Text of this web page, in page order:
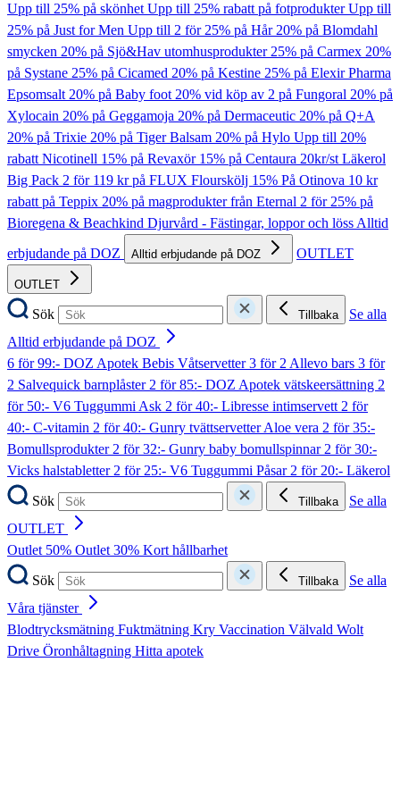
Upp till 25% på skönhetUpp till 25% rabatt på fotprodukterUpp till
25% på Just for Men Upp till 2 för 25% på Hår20% på Blomdahl
smycken 20% på Sjö&Hav utomhusprodukter25% på Carmex 20%
på Systane 25% på Cicamed 20% på Kestine 25% på Elexir Pharma
Epsomsalt20% på Baby foot20% vid köp av 2 på Fungoral 20% på
Xylocain 20% på Geggamoja 20% på Dermaceutic 20% på Q+A
20% på Trixie 20% på Tiger Balsam 20% på Hylo Upp till 20%
rabatt Nicotinell 15% på Revaxör 15% på Centaura 20kr/st Läkerol
Big Pack 2 för 119 kr på FLUX Flourskölj 15% På Otinova 10 kr
rabatt på Teppix 20% på magprodukter från Eternal 2 för 25% på
Bioregena & Beachkind Djurvård - Fästingar, loppor och lössAlltid
erbjudande på DOZ
Alltid erbjudande på DOZ OUTLET
OUTLET
Sök Tillbaka
Se alla
Alltid erbjudande på DOZ
6 för 99:- DOZ Apotek Bebis Våtservetter3 för 2 Allevo bars 3 för
2 Salvequick barnplåster2 för 85:- DOZ Apotek vätskeersättning 2
för 50:- V6 Tuggummi Ask 2 för 40:- Libresse intimservett2 för
40:- C-vitamin 2 för 40:- Gunry tvättservetter Aloe vera 2 för 35:-
Bomullsprodukter2 för 32:- Gunry baby bomullspinnar2 för 30:-
Vicks halstabletter2 för 25:- V6 Tuggummi Påsar2 för 20:- Läkerol
Sök
Tillbaka
Se alla
OUTLET
Outlet 50% Outlet 30% Kort hållbarhet
Sök
Tillbaka
Se alla
Våra tjänster
Blodtrycksmätning Fuktmätning Kry Vaccination Välvald Wolt
Drive Öronhåltagning Hitta apotek